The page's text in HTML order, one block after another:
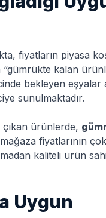
fiyatların piyasa
“gümrükte kalan
bekleyen eşyalar
sunulmaktadır.
çıkan ürünlerde,
fiyatlarının
kaliteli ürün
Uygun